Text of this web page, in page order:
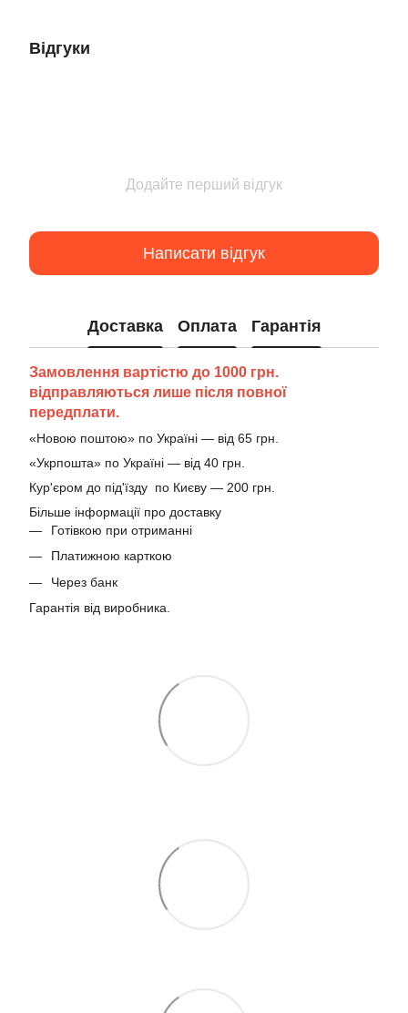
Відгуки
Додайте перший відгук
Написати відгук
Доставка Оплата Гарантія
Замовлення вартістю до 1000 грн.
відправляються лише після повної
передплати.
«Новою поштою» по Україні — від 65 грн.
«Укрпошта» по Україні — від 40 грн.
Кур'єром до під'їзду по Києву — 200 грн.
Більше інформації про доставку
Готівкою при отриманні
Платижною карткою
Через банк
Гарантія від виробника.